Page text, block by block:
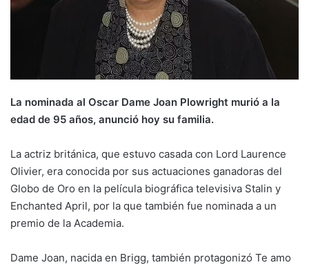
La nominada al Oscar Dame Joan Plowright murió a la
edad de 95 años, anunció hoy su familia.
La actriz británica, que estuvo casada con Lord Laurence
Olivier, era conocida por sus actuaciones ganadoras del
Globo de Oro en la película biográfica televisiva Stalin y
Enchanted April, por la que también fue nominada a un
premio de la Academia.
Dame Joan, nacida en Brigg, también protagonizó Te amo